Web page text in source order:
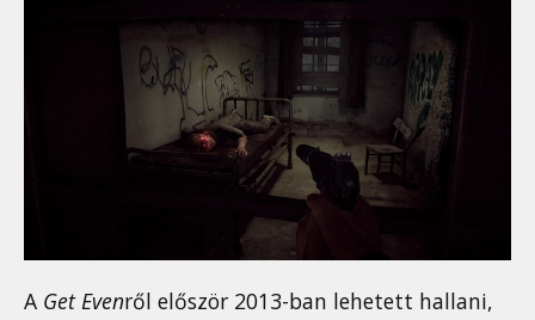
A Get Evenről először 2013-ban lehetett hallani,